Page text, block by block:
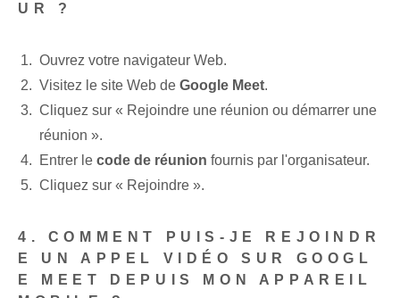
UR ?
Ouvrez votre navigateur Web.
Visitez le site Web de Google Meet.
Cliquez sur « Rejoindre une réunion ou démarrer une
réunion ».
Entrer le code de réunion ⁤fournis par l'organisateur.
Cliquez sur « Rejoindre ».
4. COMMENT PUIS-JE REJOINDR
E UN APPEL VIDÉO SUR GOOGL
E MEET DEPUIS MON ‌APPAREIL⁢